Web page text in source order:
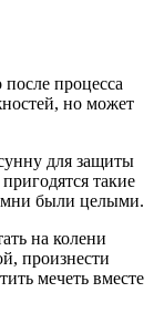
процесса
но может
для защиты
такие
были целыми.
на колени
произнести
мечеть вместе